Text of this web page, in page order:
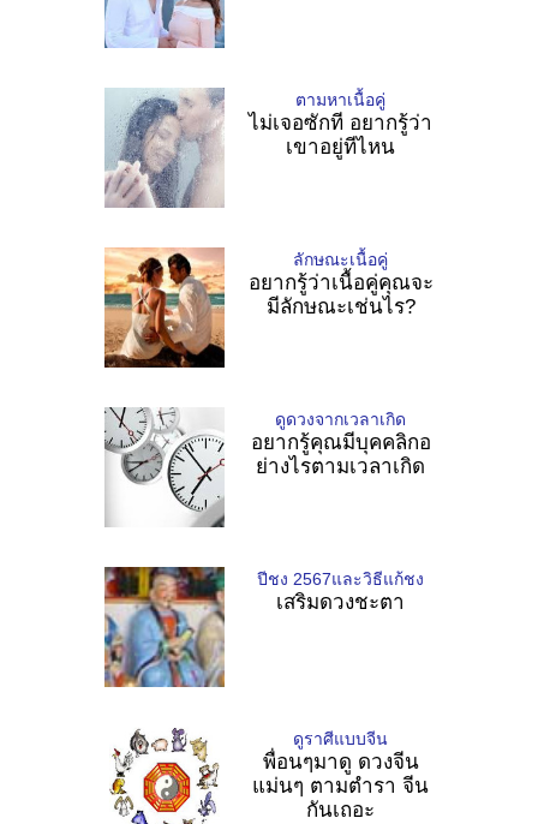
ตามหาเนื้อคู่
ไม่เจอซักที อยากรู้ว่า
เขาอยู่ทีไหน
ลักษณะเนื้อคู่
อยากรู้ว่าเนื้อคู่คุณจะ
มีลักษณะเช่นไร?
ดูดวงจากเวลาเกิด
อยากรู้คุณมีบุคคลิกอ
ย่างไรตามเวลาเกิด
ปีชง 2567และวิธีแก้ชง
เสริมดวงชะตา
ดูราศีแบบจีน
พื่อนๆมาดู ดวงจีน
แม่นๆ ตามตำรา จีน
กันเถอะ